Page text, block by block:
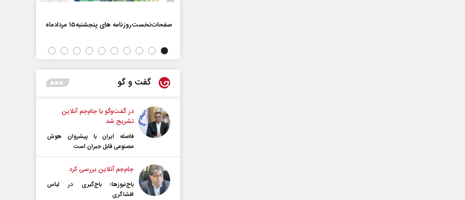
صفحات‌نخست‌روزنامه ها‌ی پنجشنبه‌۱۵ مردادماه
گفت و گو
در گفت‌و‌گو با جام‌جم آنلاین
تشریح شد
فاصله ایران با پیشرو‌ان هوش
مصنوعی قابل جبران است
جام‌جم آنلاین بررسی کرد
باج‌نیوزها؛ باج‌گیری در لباس
افشاگری